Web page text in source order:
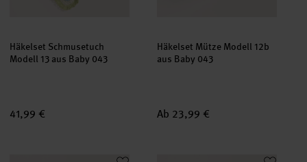
Häkelset Schmusetuch
Modell 13 aus Baby 043
41,99 €
Häkelset Mütze Modell 12b
aus Baby 043
Ab 23,99 €
Häkelset Mütze Modell 12a aus Baby 043Häkelset Tuch Modell 05 aus